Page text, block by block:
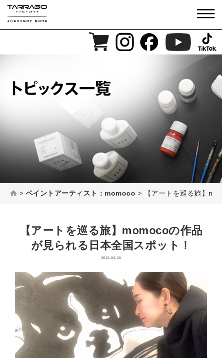
> ペイントアーティスト：momoco > 【アートを巡る旅】
【アートを巡る旅】momocoの作品
が見られる日本全国スポット！
2023.06.20